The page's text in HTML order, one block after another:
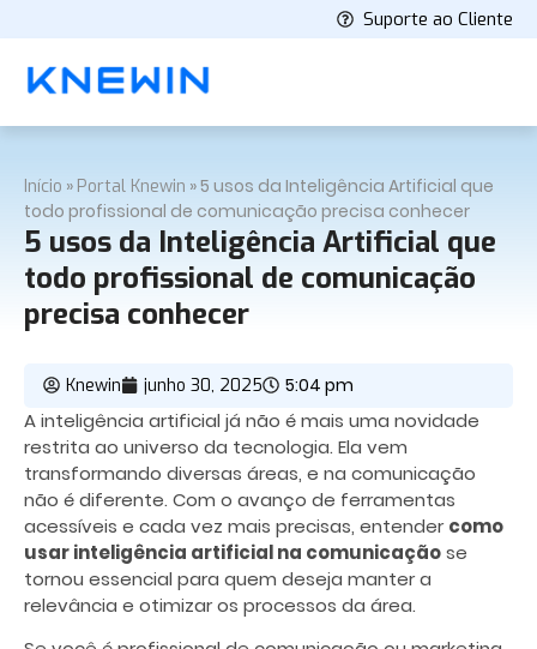
Suporte ao Cliente
Início » Portal Knewin »5 usos da Inteligência Artificial que
todo profissional de comunicação precisa conhecer
5 usos da Inteligência Artificial que
todo profissional de comunicação
precisa conhecer
Knewin junho 30, 2025 5:04 pm
A inteligência artificial já não é mais uma novidade
restrita ao universo da tecnologia. Ela vem
transformando diversas áreas, e na comunicação
não é diferente. Com o avanço de ferramentas
acessíveis e cada vez mais precisas, entendercomo
usar inteligência artificial na comunicaçãose
tornou essencial para quem deseja manter a
relevância e otimizar os processos da área.